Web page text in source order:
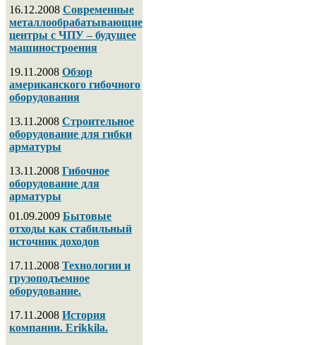
16.12.2008 Современные
металлообрабатывающие
центры с ЧПУ – будущее
машиностроения
19.11.2008 Обзор
американского гибочного
оборудования
13.11.2008 Строительное
оборудование для гибки
арматуры
13.11.2008 Гибочное
оборудование для
арматуры
01.09.2009 Бытовые
отходы как стабильный
источник доходов
17.11.2008 Технологии и
грузоподъемное
оборудование.
17.11.2008 История
компании. Erikkila.